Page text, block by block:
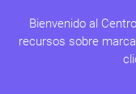
Bienvenido al
recursos sobre